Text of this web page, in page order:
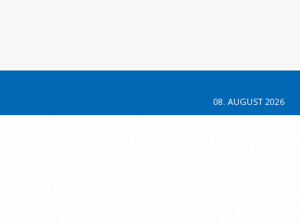
08. AUGUST 2026